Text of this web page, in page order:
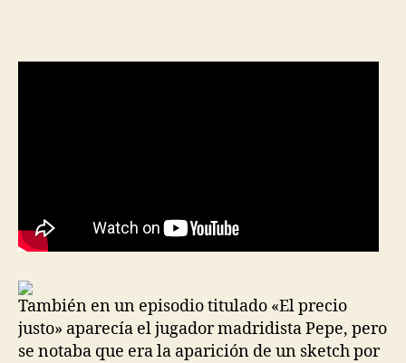
También en un episodio titulado «El precio
justo» aparecía el jugador madridista Pepe, pero
se notaba que era la aparición de un sketch por